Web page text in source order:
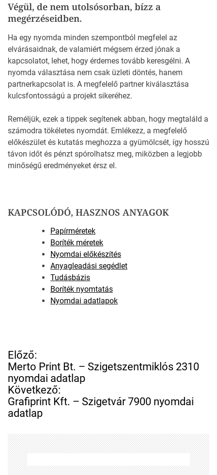
Végül, de nem utolsósorban, bízz a
megérzéseidben.
Ha egy nyomda minden szempontból megfelel az
elvárásaidnak, de valamiért mégsem érzed jónak a
kapcsolatot, lehet, hogy érdemes tovább keresgélni. A
nyomda választása nem csak üzleti döntés, hanem
partnerkapcsolat is. A megfelelő partner kiválasztása
kulcsfontosságú a projekt sikeréhez.
Reméljük, ezek a tippek segítenek abban, hogy megtaláld a
számodra tökéletes nyomdát. Emlékezz, a megfelelő
előkészület és kutatás meghozza a gyümölcsét, így hosszú
távon időt és pénzt spórolhatsz meg, miközben a legjobb
minőségű eredményeket érsz el.
KAPCSOLÓDÓ, HASZNOS ANYAGOK
Papírméretek
Boríték méretek
Nyomdai előkészítés
Anyagleadási segédlet
Tudásbázis
Boríték nyomtatás
Nyomdai adatlapok
B
e
j
e
g
y
z
é
s
n
Előző:
Merto Print Bt. – Szigetszentmiklós 2310
nyomdai adatlap
Következő:
Grafiprint Kft. – Szigetvár 7900 nyomdai
adatlap